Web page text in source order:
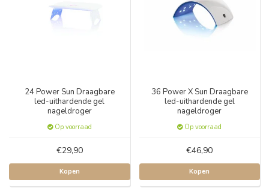
24 Power Sun Draagbare
led-uithardende gel
nageldroger
Op voorraad
€29,90
Kopen
36 Power X Sun Draagbare
led-uithardende gel
nageldroger
Op voorraad
€46,90
Kopen